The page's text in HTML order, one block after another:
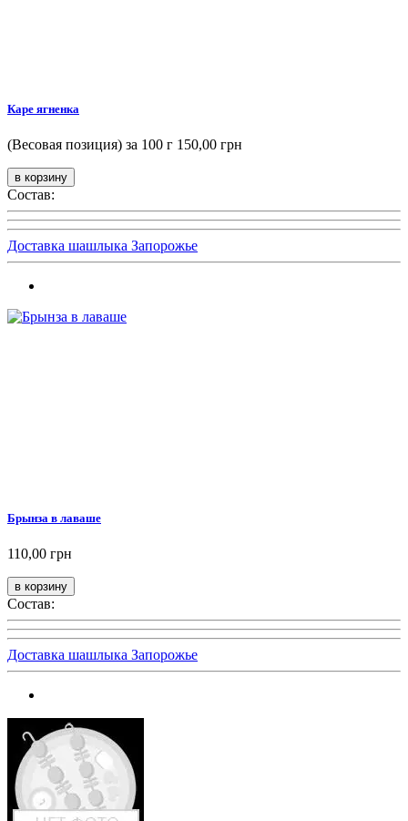
Каре ягненка
(Весовая позиция) за 100 г 150,00 грн
Состав:
Доставка шашлыка Запорожье
Брынза в лаваше
110,00 грн
Состав:
Доставка шашлыка Запорожье